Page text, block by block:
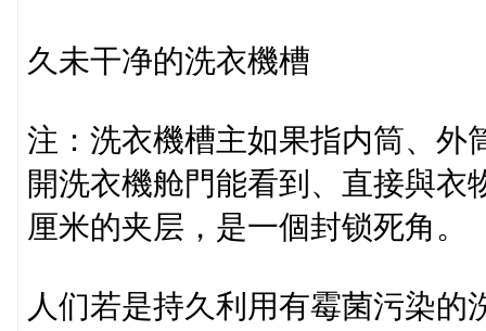
久未干净的洗衣機槽
注：洗衣機槽主如果指内筒、外
開洗衣機舱門能看到、直接與衣
厘米的夹层，是一個封锁死角。
人们若是持久利用有霉菌污染